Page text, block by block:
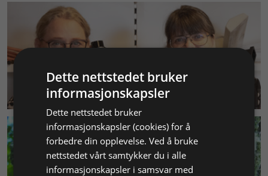
KUNDESERVICE
Dette nettstedet bruker
informasjonskapsler
Dette nettstedet bruker
informasjonskapsler (cookies) for å
forbedre din opplevelse. Ved å bruke
nettstedet vårt samtykker du i alle
informasjonskapsler i samsvar med